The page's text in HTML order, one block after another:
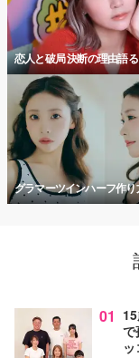
恋人と破局 決断の理由語る
グラマーツインハーフ作り
01
で